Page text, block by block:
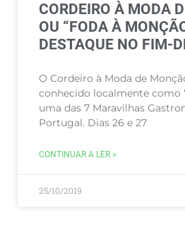
CORDEIRO À MODA
OU “FODA À
DESTAQUE NO FIM-
O Cordeiro à Moda de
conhecido localmente como
uma das 7 Maravilhas
Portugal. Dias 26 e 27
CONTINUAR A LER »
25/10/2019